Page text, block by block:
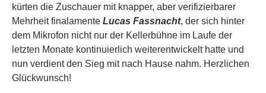
kürten die Zuschauer mit knapper, aber verifizierbarer
Mehrheit finalamente Lucas Fassnacht, der sich hinter
dem Mikrofon nicht nur der Kellerbühne im Laufe der
letzten Monate kontinuierlich weiterentwickelt hatte und
nun verdient den Sieg mit nach Hause nahm. Herzlichen
Glückwunsch!